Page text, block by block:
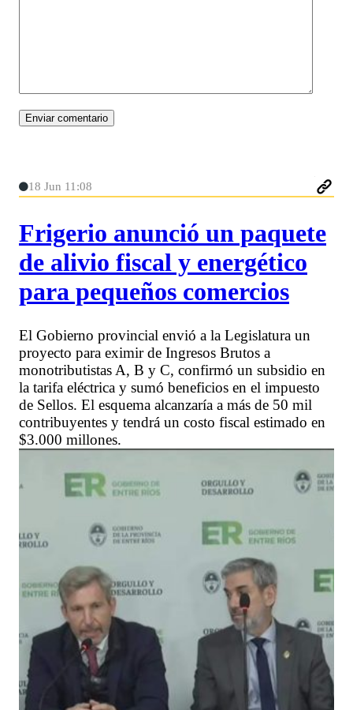
18 Jun 11:08
Frigerio anunció un paquete
de alivio fiscal y energético
para pequeños comercios
El Gobierno provincial envió a la Legislatura un
proyecto para eximir de Ingresos Brutos a
monotributistas A, B y C, confirmó un subsidio en
la tarifa eléctrica y sumó beneficios en el impuesto
de Sellos. El esquema alcanzaría a más de 50 mil
contribuyentes y tendrá un costo fiscal estimado en
$3.000 millones.